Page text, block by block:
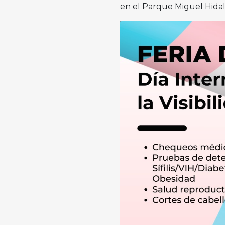
en el Parque Miguel